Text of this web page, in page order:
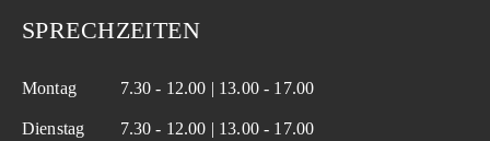
SPRECHZEITEN
Montag 7.30 - 12.00 | 13.00 - 17.00
Dienstag 7.30 - 12.00 | 13.00 - 17.00